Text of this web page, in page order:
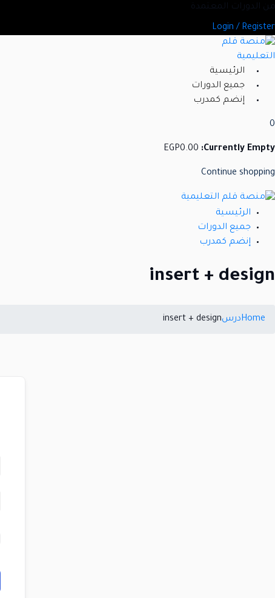
Skip
content
من الدورات المعتمدة
Login / Register
الرئيسية
جميع الدورات
إنضم كمدرب
0
Currently Empty:
EGP0.00
Continue shopping
الرئيسية
جميع الدورات
إنضم كمدرب
insert + design
Homeدرسinsert + design